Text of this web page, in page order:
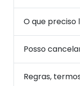
O que preciso
Posso
Regras,